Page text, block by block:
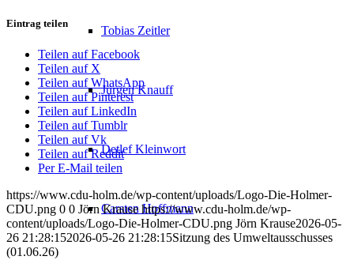
Tobias Zeitler
Jürgen Knauff
Detlef Kleinwort
Carsten Hoffmann
Eintrag teilen
Teilen auf Facebook
Teilen auf X
Teilen auf WhatsApp
Teilen auf Pinterest
Teilen auf LinkedIn
Teilen auf Tumblr
Teilen auf Vk
Teilen auf Reddit
Per E-Mail teilen
https://www.cdu-holm.de/wp-content/uploads/Logo-Die-Holmer-
CDU.png 0 0 Jörn Krause https://www.cdu-holm.de/wp-
content/uploads/Logo-Die-Holmer-CDU.png Jörn Krause2026-05-
26 21:28:152026-05-26 21:28:15Sitzung des Umweltausschusses
(01.06.26)